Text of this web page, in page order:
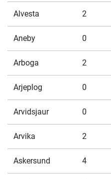
Alvesta 2
Aneby 0
Arboga 2
Arjeplog 0
Arvidsjaur 0
Arvika 2
Askersund 4